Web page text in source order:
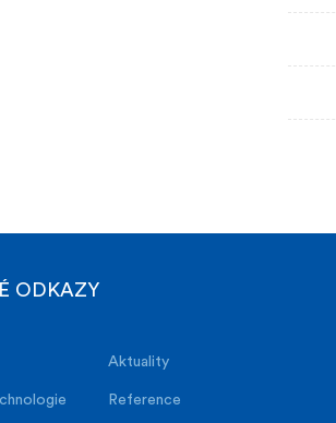
ODKAZY
Aktuality
Reference